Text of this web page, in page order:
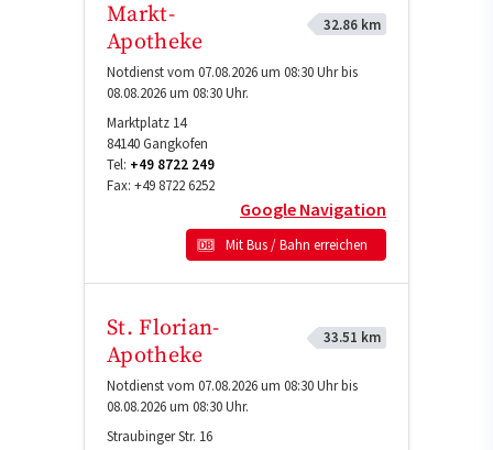
Markt-
Apotheke
32.86 km
Notdienst vom 07.08.2026 um 08:30 Uhr bis
08.08.2026 um 08:30 Uhr.
Marktplatz 14
84140Gangkofen
Tel: +49 8722 249
Fax: +49 8722 6252
Google Navigation
Mit Bus / Bahn erreichen
St. Florian-
Apotheke
33.51 km
Notdienst vom 07.08.2026 um 08:30 Uhr bis
08.08.2026 um 08:30 Uhr.
Straubinger Str. 16